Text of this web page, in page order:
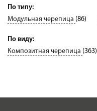
По типу:
Модульная черепица (86)
По виду:
Композитная черепица (363)